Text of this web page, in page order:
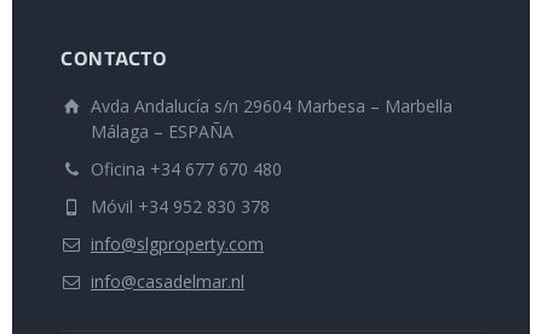
CONTACTO
Avda Andalucía s/n 29604 Marbesa – Marbella
Málaga – ESPAÑA
Oficina +34 677 670 480
Móvil +34 952 830 378
info@slgproperty.com
info@casadelmar.nl